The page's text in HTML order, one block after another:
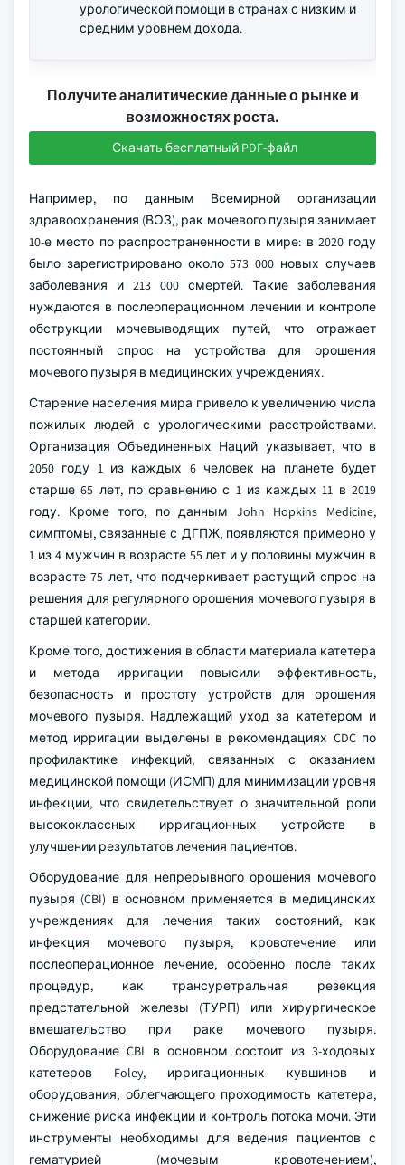
урологической помощи в странах с низким и
средним уровнем дохода.
Получите аналитические данные о рынке и
возможностях роста.
Скачать бесплатный PDF-файл
Например, по данным Всемирной организации
здравоохранения (ВОЗ), рак мочевого пузыря занимает
10-е место по распространенности в мире: в 2020 году
было зарегистрировано около 573 000 новых случаев
заболевания и 213 000 смертей. Такие заболевания
нуждаются в послеоперационном лечении и контроле
обструкции мочевыводящих путей, что отражает
постоянный спрос на устройства для орошения
мочевого пузыря в медицинских учреждениях.
Старение населения мира привело к увеличению числа
пожилых людей с урологическими расстройствами.
Организация Объединенных Наций указывает, что в
2050 году 1 из каждых 6 человек на планете будет
старше 65 лет, по сравнению с 1 из каждых 11 в 2019
году. Кроме того, по данным John Hopkins Medicine,
симптомы, связанные с ДГПЖ, появляются примерно у
1 из 4 мужчин в возрасте 55 лет и у половины мужчин в
возрасте 75 лет, что подчеркивает растущий спрос на
решения для регулярного орошения мочевого пузыря в
старшей категории.
Кроме того, достижения в области материала катетера
и метода ирригации повысили эффективность,
безопасность и простоту устройств для орошения
мочевого пузыря. Надлежащий уход за катетером и
метод ирригации выделены в рекомендациях CDC по
профилактике инфекций, связанных с оказанием
медицинской помощи (ИСМП) для минимизации уровня
инфекции, что свидетельствует о значительной роли
высококлассных ирригационных устройств в
улучшении результатов лечения пациентов.
Оборудование для непрерывного орошения мочевого
пузыря (CBI) в основном применяется в медицинских
учреждениях для лечения таких состояний, как
инфекция мочевого пузыря, кровотечение или
послеоперационное лечение, особенно после таких
процедур, как трансуретральная резекция
предстательной железы (ТУРП) или хирургическое
вмешательство при раке мочевого пузыря.
Оборудование CBI в основном состоит из 3-ходовых
катетеров Foley, ирригационных кувшинов и
оборудования, облегчающего проходимость катетера,
снижение риска инфекции и контроль потока мочи. Эти
инструменты необходимы для ведения пациентов с
гематурией (мочевым кровотечением),